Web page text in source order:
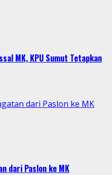
MK, KPU Sumut Tetapkan
dari Paslon ke MK
dari Paslon ke MK